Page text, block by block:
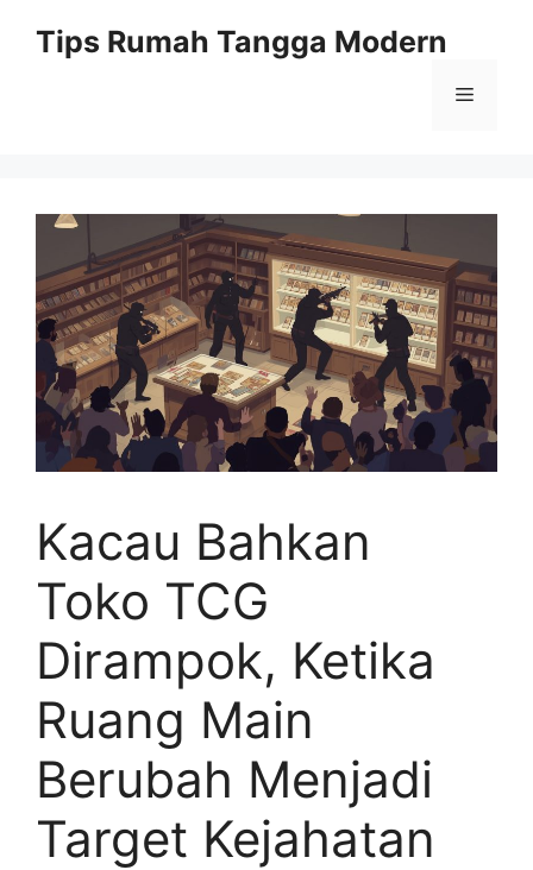
Tips Rumah Tangga Modern
Menu
Kacau Bahkan
Toko TCG
Dirampok, Ketika
Ruang Main
Berubah Menjadi
Target Kejahatan